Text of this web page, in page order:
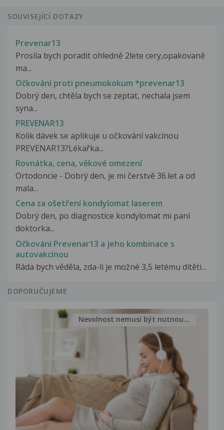
SOUVISEJÍCÍ DOTAZY
Prevenar13
Prosila bych poradit ohledně 2lete cery,opakovaně
ma...
Očkování proti pneumokokum *prevenar13
Dobrý den, chtěla bych se zeptat, nechala jsem
syna...
PREVENAR13
Kolik dávek se aplikuje u očkování vakcínou
PREVENAR13?Lékařka...
Rovnátka, cena, věkové omezení
Ortodoncie - Dobrý den, je mi čerstvě 36.let a od
mala...
Cena za ošetření kondylomat laserem
Dobrý den, po diagnostice kondylomat mi paní
doktorka...
Očkování Prevenar13 a jeho kombinace s
autovakcínou
Ráda bych věděla, zda-li je možné 3,5 letému dítěti...
DOPORUČUJEME
Nevolnost nemusí být nutnou...